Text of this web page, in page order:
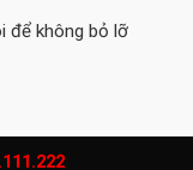
để không bỏ lỡ